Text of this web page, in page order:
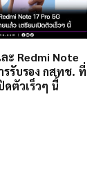
ละ Redmi Note
รรับรอง กสทช. ที่
ดตัวเร็วๆ นี้